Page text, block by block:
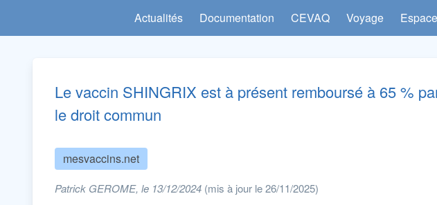
Actualités Documentation CEVAQ Voyage
Le vaccin SHINGRIX est à présent remboursé à 65 %
le droit commun
mesvaccins.net
Patrick GEROME, le 13/12/2024 (mis à jour le 26/11/2025)